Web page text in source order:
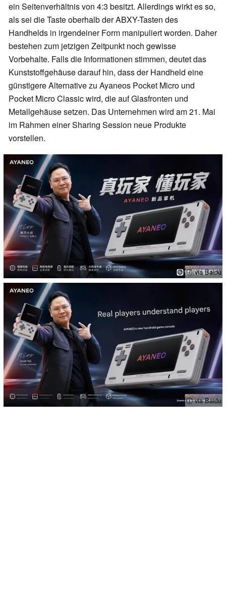
ein Seitenverhältnis von 4:3 besitzt. Allerdings wirkt es so,
als sei die Taste oberhalb der ABXY-Tasten des
Handhelds in irgendeiner Form manipuliert worden. Daher
bestehen zum jetzigen Zeitpunkt noch gewisse
Vorbehalte. Falls die Informationen stimmen, deutet das
Kunststoffgehäuse darauf hin, dass der Handheld eine
günstigere Alternative zu Ayaneos Pocket Micro und
Pocket Micro Classic wird, die auf Glasfronten und
Metallgehäuse setzen. Das Unternehmen wird am 21. Mai
im Rahmen einer Sharing Session neue Produkte
vorstellen.
ⓘ via Baidu
ⓘ via Baidu